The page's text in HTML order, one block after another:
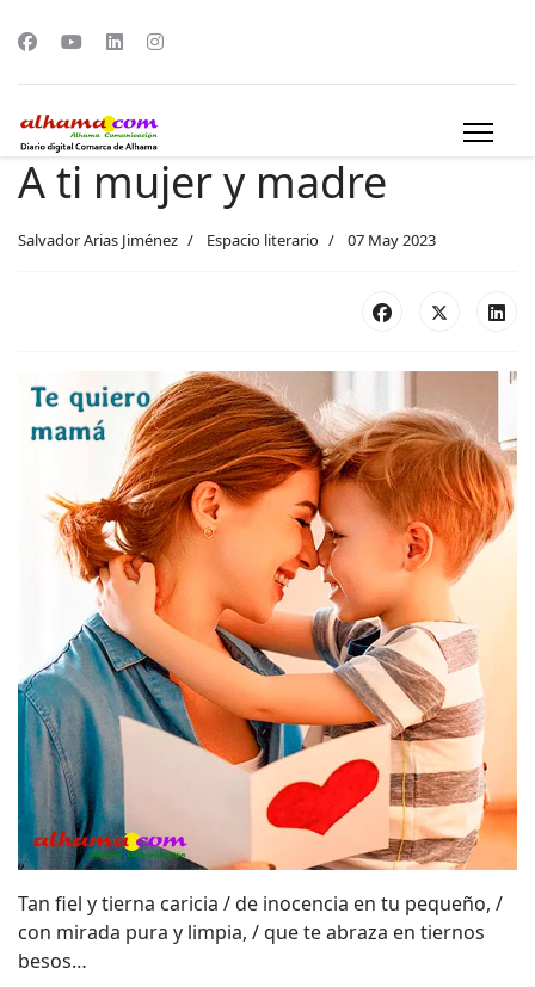
A ti mujer y madre
Salvador Arias Jiménez Espacio literario 07 May 2023
Tan fiel y tierna caricia / de inocencia en tu pequeño, /
con mirada pura y limpia, / que te abraza en tiernos
besos…